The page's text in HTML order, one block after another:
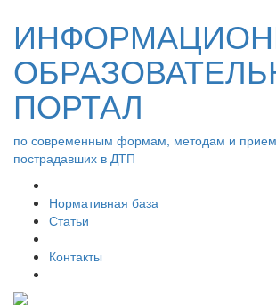
ПОРТАЛ
по современным формам, методам и
пострадавших в ДТП
Нормативная база
Статьи
Контакты